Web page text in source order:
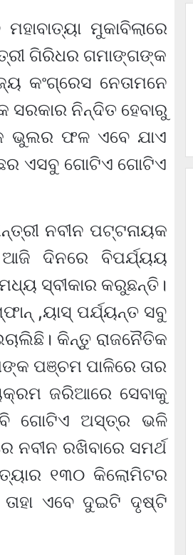
ମୁକାବିଲାରେ
ଗିରିଧର ଗମାଙ୍ଗଙ୍କ
କଂଗ୍ରେସ ନେତାମନେ
ସରକାର ନିନ୍ଦିତ ହେବାରୁ
ଭୁଲର ଫଳ ଏବେ ଯାଏ
ଏସବୁ ଗୋଟିଏ ଗୋଟିଏ
ନବୀନ ପଟ୍ଟନାୟକ
ଦିନରେ ବିପର୍ଯ୍ୟୟ
ସ୍ବୀକାର କରୁଛନ୍ତି।
,ୟାସ୍ ପର୍ଯ୍ୟନ୍ତ ସବୁ
କିନ୍ତୁ ରାଜନୈତିକ
ପଞ୍ଚମ ପାଳିରେ ତାର
ଜରିଆରେ ସେବାକୁ
ବି ଗୋଟିଏ ଅସ୍ତ୍ର ଭଳି
ନବୀନ ରଖିବାରେ ସମର୍ଥ
୧୩୦ କିଲୋମିଟର
ଏବେ ଦୁଇଟି ଦୃଷ୍ଟି